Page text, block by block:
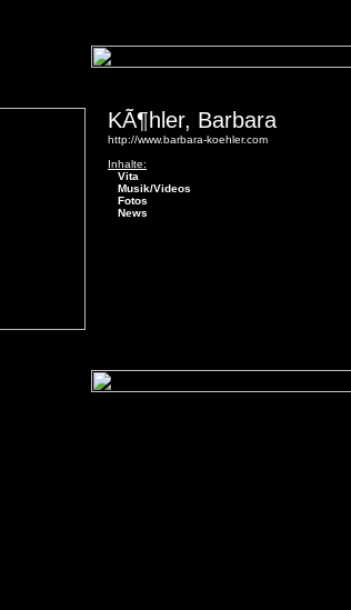
KÃ¶hler, Barbara
http://www.barbara-koehler.com
Inhalte:
Vita
Musik/Videos
Fotos
News